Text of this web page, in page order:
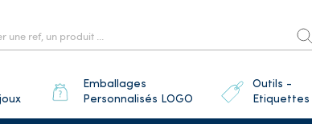
Emballages
Personnalisés LOGO
Outils -
Etiquettes